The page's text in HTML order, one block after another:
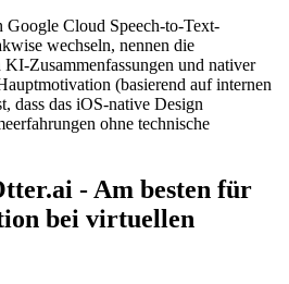
Google Cloud Speech-to-Text-
wechseln, nennen die
Zusammenfassungen und nativer
(basierend auf internen
dass das iOS-native Design
ohne technische
- Am besten für
bei virtuellen